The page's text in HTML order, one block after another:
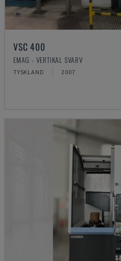
VSC 400
EMAG - VERTIKAL SVARV
TYSKLAND 2007